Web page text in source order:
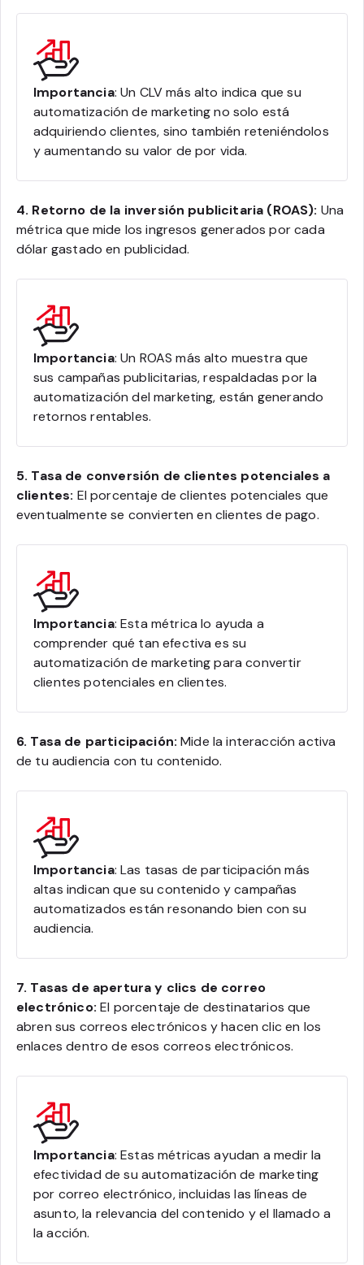
Importancia: Un CLV más alto indica que su
automatización de marketing no solo está
adquiriendo clientes, sino también reteniéndolos
y aumentando su valor de por vida.
4. Retorno de la inversión publicitaria (ROAS): Una
métrica que mide los ingresos generados por cada
dólar gastado en publicidad.
Importancia: Un ROAS más alto muestra que
sus campañas publicitarias, respaldadas por la
automatización del marketing, están generando
retornos rentables.
5. Tasa de conversión de clientes potenciales a
clientes: El porcentaje de clientes potenciales que
eventualmente se convierten en clientes de pago.
Importancia: Esta métrica lo ayuda a
comprender qué tan efectiva es su
automatización de marketing para convertir
clientes potenciales en clientes.
6. Tasa de participación: Mide la interacción activa
de tu audiencia con tu contenido.
Importancia: Las tasas de participación más
altas indican que su contenido y campañas
automatizados están resonando bien con su
audiencia.
7. Tasas de apertura y clics de correo
electrónico:El porcentaje de destinatarios que
abren sus correos electrónicos y hacen clic en los
enlaces dentro de esos correos electrónicos.
Importancia: Estas métricas ayudan a medir la
efectividad de su automatización de marketing
por correo electrónico, incluidas las líneas de
asunto, la relevancia del contenido y el llamado a
la acción.